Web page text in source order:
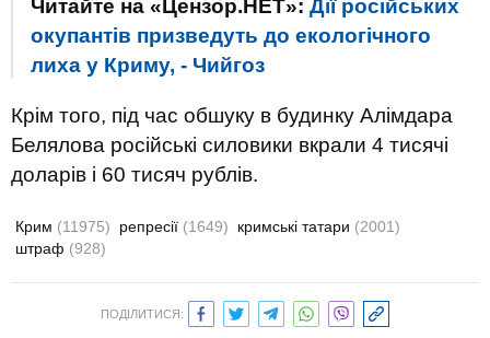
Читайте на «Цензор.НЕТ»: Дії російських
окупантів призведуть до екологічного
лиха у Криму, - Чийгоз
Крім того, під час обшуку в будинку Алімдара
Белялова російські силовики вкрали 4 тисячі
доларів і 60 тисяч рублів.
Крим (11975) репресії (1649) кримські татари (2001)
штраф (928)
ПОДІЛИТИСЯ: